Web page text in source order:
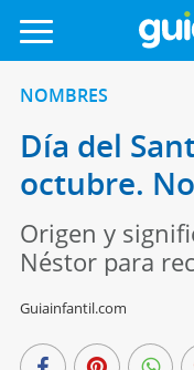
NOMBRES
Día del
octubre.
Origen y
Néstor para
Guiainfantil.com